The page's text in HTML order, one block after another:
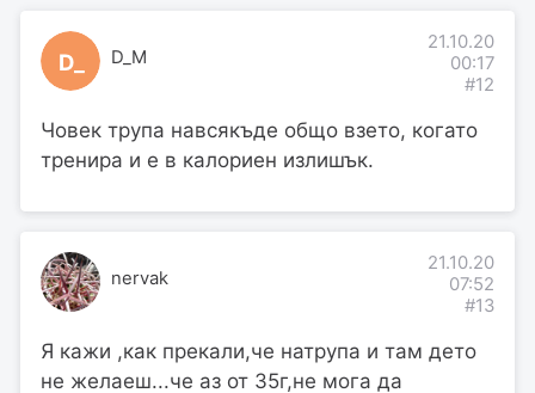
D_ D_M
21.10.20
00:17
#12
Човек трупа навсякъде общо взето, когато
тренира и е в калориен излишък.
nervak
21.10.20
07:52
#13
Я кажи ,как прекали,че натрупа и там дето
не желаеш...че аз от 35г,не мога да